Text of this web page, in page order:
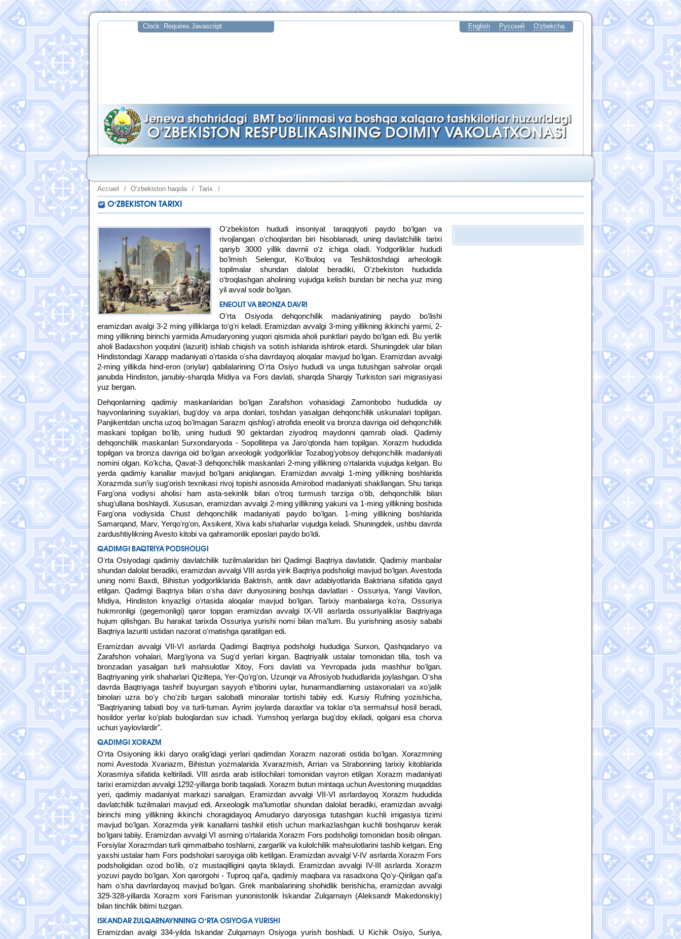
English Русский O'zbekcha
Accueil / O’zbekiston haqida / Tarix /
OʻZBEKISTON TARIXI
Oʻzbekiston hududi insoniyat taraqqiyoti paydo boʻlgan va
rivojlangan oʻchoqlardan biri hisoblanadi, uning davlatchilik tarixi
qariyb 3000 yillik davrnii oʻz ichiga oladi. Yodgorliklar hududi
boʻlmish Selengur, Koʻlbuloq va Teshiktoshdagi arheologik
topilmalar shundan dalolat beradiki, Oʻzbekiston hududida
oʻtroqlashgan aholining vujudga kelish bundan bir necha yuz ming
yil avval sodir boʻlgan.
ENEOLIT VA BRONZA DAVRI
Oʻrta Osiyoda dehqonchilik madaniyatining paydo boʻlishi
eramizdan avalgi 3-2 ming yilliklarga toʻgʻri keladi. Eramizdan avvalgi 3-ming yillikning ikkinchi yarmi, 2-
ming yillikning birinchi yarmida Amudaryoning yuqori qismida aholi punktlari paydo boʻlgan edi. Bu yerlik
aholi Badaxshon yoqutini (lazurit) ishlab chiqish va sotish ishlarida ishtirok etardi. Shuningdek ular bilan
Hindistondagi Xarapp madaniyati oʻrtasida oʻsha davrdayoq aloqalar mavjud boʻlgan. Eramizdan avvalgi
2-ming yillikda hind-eron (oriylar) qabilalarining Oʻrta Osiyo hududi va unga tutushgan sahrolar orqali
janubda Hindiston, janubiy-sharqda Midiya va Fors davlati, sharqda Sharqiy Turkiston sari migrasiyasi
yuz bergan.
Dehqonlarning qadimiy maskanlaridan boʻlgan Zarafshon vohasidagi Zamonbobo hududida uy
hayvonlarining suyaklari, bugʻdoy va arpa donlari, toshdan yasalgan dehqonchilik uskunalari topilgan.
Panjikentdan uncha uzoq boʻlmagan Sarazm qishlogʻi atrofida eneolit va bronza davriga oid dehqonchilik
maskani topilgan boʻlib, uning hududi 90 gektardan ziyodroq maydonni qamrab oladi. Qadimiy
dehqonchilik maskanlari Surxondaryoda - Sopollitepa va Jaroʻqtonda ham topilgan. Xorazm hududida
topilgan va bronza davriga oid boʻlgan arxeologik yodgorliklar Tozabogʻyobsoy dehqonchilik madaniyati
nomini olgan. Koʻkcha, Qavat-3 dehqonchilik maskanlari 2-ming yillikning oʻrtalarida vujudga kelgan. Bu
yerda qadimiy kanallar mavjud boʻlgani aniqlangan. Eramizdan avvalgi 1-ming yillikning boshlarida
Xorazmda sun’iy sugʻorish texnikasi rivoj topishi asnosida Amirobod madaniyati shakllangan. Shu tariqa
Fargʻona vodiysi aholisi ham asta-sekinlik bilan oʻtroq turmush tarziga oʻtib, dehqonchilik bilan
shugʻullana boshlaydi. Xususan, eramizdan avvalgi 2-ming yillikning yakuni va 1-ming yillikning boshida
Fargʻona vodiysida Chust dehqonchilik madaniyati paydo boʻlgan. 1-ming yillikning boshlarida
Samarqand, Marv, Yerqoʻrgʻon, Axsikent, Xiva kabi shaharlar vujudga keladi. Shuningdek, ushbu davrda
zardushtiylikning Avesto kitobi va qahramonlik eposlari paydo boʻldi.
QADIMGI BAQTRIYA PODSHOLIGI
Oʻrta Osiyodagi qadimiy davlatchilik tuzilmalaridan biri Qadimgi Baqtriya davlatidir. Qadimiy manbalar
shundan dalolat beradiki, eramizdan avvalgi VIII asrda yirik Baqtriya podsholigi mavjud boʻlgan. Avestoda
uning nomi Baxdi, Bihistun yodgorliklarida Baktrish, antik davr adabiyotlarida Baktriana sifatida qayd
etilgan. Qadimgi Baqtriya bilan oʻsha davr dunyosining boshqa davlatlari - Ossuriya, Yangi Vavilon,
Midiya, Hindiston knyazligi oʻrtasida aloqalar mavjud boʻlgan. Tarixiy manbalarga koʻra, Ossuriya
hukmronligi (gegemonligi) qaror topgan eramizdan avvalgi IX-VII asrlarda ossuriyaliklar Baqtriyaga
hujum qilishgan. Bu harakat tarixda Ossuriya yurishi nomi bilan ma’lum. Bu yurishning asosiy sababi
Baqtriya lazuriti ustidan nazorat oʻrnatishga qaratilgan edi.
Eramizdan avvalgi VII-VI asrlarda Qadimgi Baqtriya podsholgi hududiga Surxon, Qashqadaryo va
Zarafshon vohalari, Margʻiyona va Sugʻd yerlari kirgan. Baqtriyalik ustalar tomonidan tilla, tosh va
bronzadan yasalgan turli mahsulotlar Xitoy, Fors davlati va Yevropada juda mashhur boʻlgan.
Baqtriyaning yirik shaharlari Qiziltepa, Yer-Qoʻrgʻon, Uzunqir va Afrosiyob hududlarida joylashgan. Oʻsha
davrda Baqtriyaga tashrif buyurgan sayyoh e’tiborini uylar, hunarmandlarning ustaxonalari va xoʻjalik
binolari uzra boʻy choʻzib turgan salobatli minoralar tortishi tabiiy edi. Kursiy Rufning yozishicha,
"Baqtriyaning tabiati boy va turli-tuman. Ayrim joylarda daraxtlar va toklar oʻta sermahsul hosil beradi,
hosildor yerlar koʻplab buloqlardan suv ichadi. Yumshoq yerlarga bugʻdoy ekiladi, qolgani esa chorva
uchun yaylovlardir".
QADIMGI XORAZM
Oʻrta Osiyoning ikki daryo oraligʻidagi yerlari qadimdan Xorazm nazorati ostida boʻlgan. Xorazmning
nomi Avestoda Xvariazm, Bihistun yozmalarida Xvarazmish, Arrian va Strabonning tarixiy kitoblarida
Xorasmiya sifatida keltiriladi. VIII asrda arab istilochilari tomonidan vayron etilgan Xorazm madaniyati
tarixi eramizdan avvalgi 1292-yillarga borib taqaladi. Xorazm butun mintaqa uchun Avestoning muqaddas
yeri, qadimiy madaniyat markazi sanalgan. Eramizdan avvalgi VII-VI asrlardayoq Xorazm hududida
davlatchilik tuzilmalari mavjud edi. Arxeologik ma’lumotlar shundan dalolat beradiki, eramizdan avvalgi
birinchi ming yillikning ikkinchi choragidayoq Amudaryo daryosiga tutashgan kuchli irrigasiya tizimi
mavjud boʻlgan. Xorazmda yirik kanallarni tashkil etish uchun markazlashgan kuchli boshqaruv kerak
boʻlgani tabiiy. Eramizdan avvalgi VI asrning oʻrtalarida Xorazm Fors podsholigi tomonidan bosib olingan.
Forsiylar Xorazmdan turli qimmatbaho toshlarni, zargarlik va kulolchilik mahsulotlarini tashib ketgan. Eng
yaxshi ustalar ham Fors podsholari saroyiga olib ketilgan. Eramizdan avvalgi V-IV asrlarda Xorazm Fors
podsholigidan ozod boʻlib, oʻz mustaqilligini qayta tiklaydi. Eramizdan avvalgi IV-III asrlarda Xorazm
yozuvi paydo boʻlgan. Xon qarorgohi - Tuproq qal’a, qadimiy maqbara va rasadxona Qoʻy-Qirilgan qal’a
ham oʻsha davrlardayoq mavjud boʻlgan. Grek manbalarining shohidlik berishicha, eramizdan avvalgi
329-328-yillarda Xorazm xoni Farisman yunonistonlik Iskandar Zulqarnayn (Aleksandr Makedonskiy)
bilan tinchlik bitimi tuzgan.
ISKANDAR ZULQARNAYNNING OʻRTA OSIYOGA YURISHI
Eramizdan avalgi 334-yilda Iskandar Zulqarnayn Osiyoga yurish boshladi. U Kichik Osiyo, Suriya,